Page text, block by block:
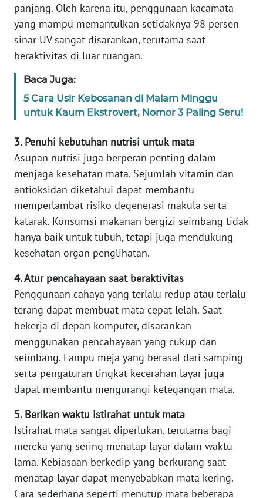
panjang. Oleh karena itu, penggunaan kacamata
yang mampu memantulkan setidaknya 98 persen
sinar UV sangat disarankan, terutama saat
beraktivitas di luar ruangan.
Baca Juga:
5 Cara Usir Kebosanan di Malam Minggu
untuk Kaum Ekstrovert, Nomor 3 Paling Seru!
3. Penuhi kebutuhan nutrisi untuk mata
Asupan nutrisi juga berperan penting dalam
menjaga kesehatan mata. Sejumlah vitamin dan
antioksidan diketahui dapat membantu
memperlambat risiko degenerasi makula serta
katarak. Konsumsi makanan bergizi seimbang tidak
hanya baik untuk tubuh, tetapi juga mendukung
kesehatan organ penglihatan.
4. Atur pencahayaan saat beraktivitas
Penggunaan cahaya yang terlalu redup atau terlalu
terang dapat membuat mata cepat lelah. Saat
bekerja di depan komputer, disarankan
menggunakan pencahayaan yang cukup dan
seimbang. Lampu meja yang berasal dari samping
serta pengaturan tingkat kecerahan layar juga
dapat membantu mengurangi ketegangan mata.
5. Berikan waktu istirahat untuk mata
Istirahat mata sangat diperlukan, terutama bagi
mereka yang sering menatap layar dalam waktu
lama. Kebiasaan berkedip yang berkurang saat
menatap layar dapat menyebabkan mata kering.
Cara sederhana seperti menutup mata beberapa
WN
NTT
KEPRI
WN
WN
PAPUA
BARAT
WN
RIAU
WN
WN
JAMBI
WN
SULTRA
NTB
WN
SULTENG
SULBAR